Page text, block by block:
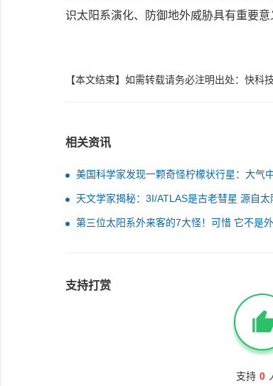
识太阳系演化、防御地外威胁具有重要意
【本文结束】如需转载请务必注明出处：快科技
相关资讯
美国科学家发现一颗奇怪柠檬状行星：大气
有的碳分子
天文学家揭秘：3I/ATLAS是古老彗星 源自太
第三位太阳系外来客的7大怪！可惜 它不是
支持打赏
支持 0